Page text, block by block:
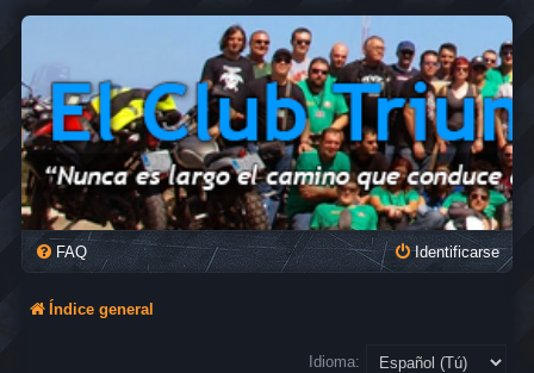
FAQ Identificarse
Índice general
Idioma: